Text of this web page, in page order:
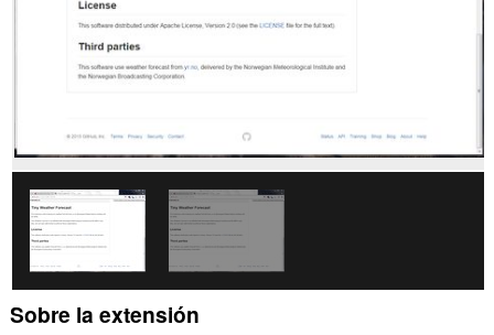
y
tu
navegación.
Sobre la extensión